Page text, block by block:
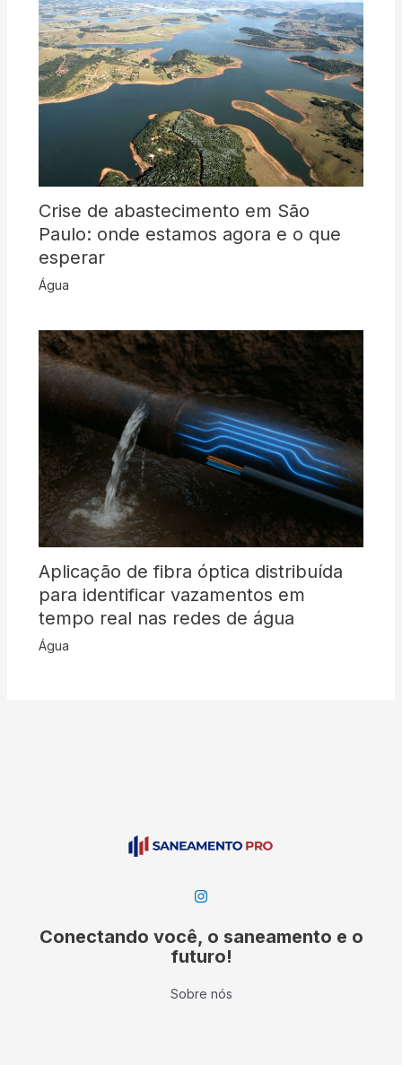
Crise de abastecimento em São
Paulo: onde estamos agora e o que
esperar
Água
Aplicação de fibra óptica distribuída
para identificar vazamentos em
tempo real nas redes de água
Água
Conectando você, o saneamento e o
futuro!
Sobre nós